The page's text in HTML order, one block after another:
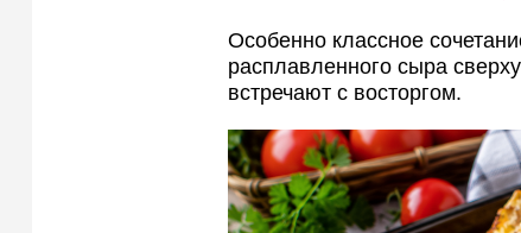
Особенно классное
расплавленного сыра
встречают с восторгом.